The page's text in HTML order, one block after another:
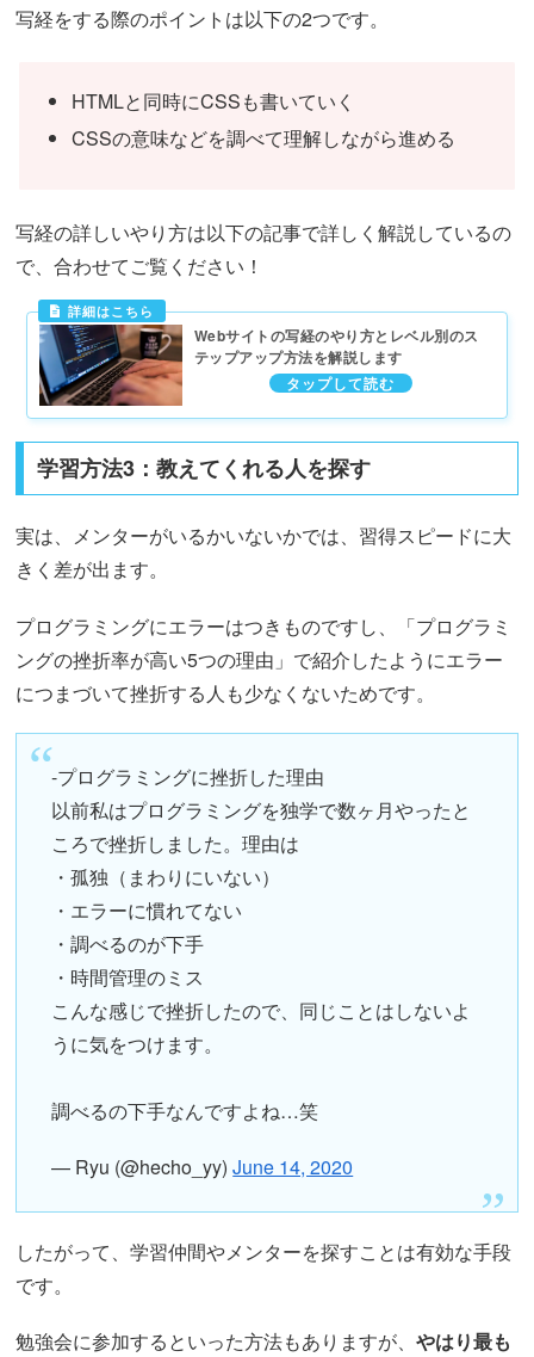
写経をする際のポイントは以下の2つです。
HTMLと同時にCSSも書いていく
CSSの意味などを調べて理解しながら進める
写経の詳しいやり方は以下の記事で詳しく解説しているの
で、合わせてご覧ください！
Webサイトの写経のやり方とレベル別のス
テップアップ方法を解説します
学習方法3：教えてくれる人を探す
実は、メンターがいるかいないかでは、習得スピードに大
きく差が出ます。
プログラミングにエラーはつきものですし、「プログラミ
ングの挫折率が高い5つの理由」で紹介したようにエラー
につまづいて挫折する人も少なくないためです。
-プログラミングに挫折した理由
以前私はプログラミングを独学で数ヶ月やったと
ころで挫折しました。理由は
・孤独（まわりにいない）
・エラーに慣れてない
・調べるのが下手
・時間管理のミス
こんな感じで挫折したので、同じことはしないよ
うに気をつけます。
調べるの下手なんですよね…笑
— Ryu (@hecho_yy)June 14, 2020
したがって、学習仲間やメンターを探すことは有効な手段
です。
勉強会に参加するといった方法もありますが、やはり最も